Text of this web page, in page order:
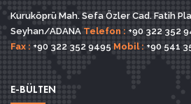
Kuruköprü Mah. Sefa Özler Cad. Fatih
Seyhan/ADANA Telefon : +90 322 352
Fax : +90 322 352 9495 Mobil : +90 541
E-BÜLTEN